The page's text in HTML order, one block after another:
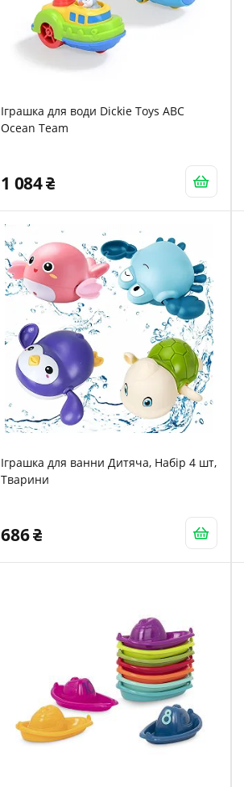
Іграшка для води Dickie Toys ABC
Ocean Team
1 084
Іграшка для ванни Дитяча, Набір 4 шт,
Тварини
686